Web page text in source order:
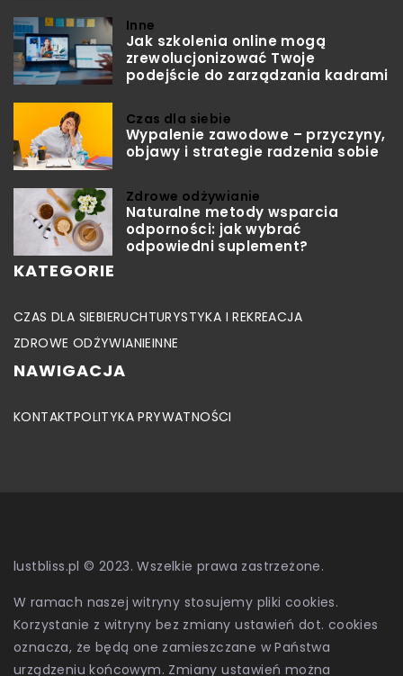
Inne
Jak szkolenia online mogą
zrewolucjonizować Twoje
podejście do zarządzania kadrami
Czas dla siebie
Wypalenie zawodowe – przyczyny,
objawy i strategie radzenia sobie
Zdrowe odżywianie
Naturalne metody wsparcia
odporności: jak wybrać
odpowiedni suplement?
KATEGORIE
CZAS DLA SIEBIERUCHTURYSTYKA I REKREACJA
ZDROWE ODŻYWIANIEINNE
NAWIGACJA
KONTAKTPOLITYKA PRYWATNOŚCI
lustbliss.pl © 2023. Wszelkie prawa zastrzeżone.
W ramach naszej witryny stosujemy pliki cookies.
Korzystanie z witryny bez zmiany ustawień dot. cookies
oznacza, że będą one zamieszczane w Państwa
urządzeniu końcowym. Zmiany ustawień można